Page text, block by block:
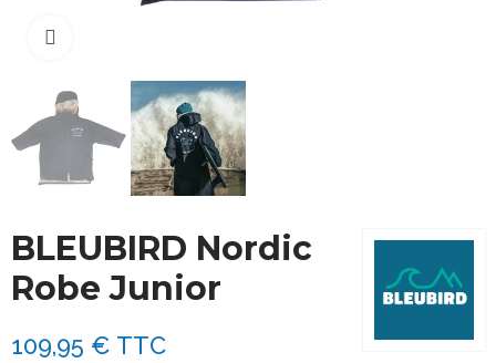
BLEUBIRD Nordic
Robe Junior
109,95 € TTC